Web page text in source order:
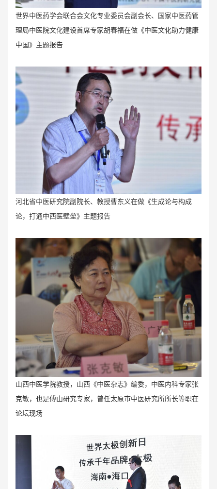
世界中医药学会联合会文化专业委员会副会长、国家中医药管
理局中医院文化建设首席专家胡春福在做《中医文化助力健康
中国》主题报告
河北省中医研究院副院长、教授曹东义在做《生成论与构成
论，打通中西医壁垒》主题报告
山西中医学院教授，山西《中医杂志》编委，中医内科专家张
克敏，也是傅山研究专家，曾任太原市中医研究所所长等职在
论坛现场